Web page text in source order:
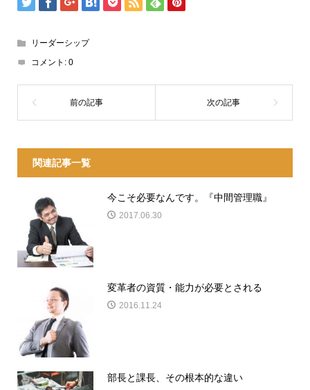
リーダーシップ
コメント: 0
関連記事一覧
今こそ必要なんです。『中間管理職』
2017.06.30
変革者の資質・能力が必要とされる
2016.11.24
部長と課長、その根本的な違い